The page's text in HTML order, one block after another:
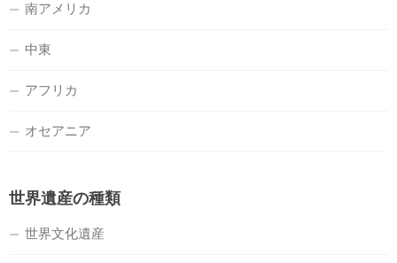
南アメリカ
中東
アフリカ
オセアニア
世界遺産の種類
世界文化遺産